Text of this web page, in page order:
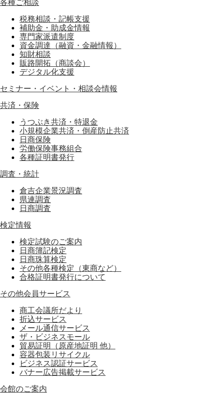
各種ご相談
税務相談・記帳支援
補助金・助成金情報
専門家派遣制度
資金調達（融資・金融情報）
知財相談
販路開拓（商談会）
デジタル化支援
セミナー・イベント・相談会情報
共済・保険
うつぶき共済・特退金
小規模企業共済・倒産防止共済
日商保険
労働保険事務組合
各種証明書発行
調査・統計
倉吉企業景況調査
県連調査
日商調査
検定情報
検定試験のご案内
日商簿記検定
日商珠算検定
その他各種検定（東商など）
合格証明書発行について
その他会員サービス
商工会議所だより
折込サービス
メール通信サービス
ザ・ビジネスモール
貿易証明（原産地証明 他）
容器包装リサイクル
ビジネス認証サービス
バナー広告掲載サービス
会館のご案内